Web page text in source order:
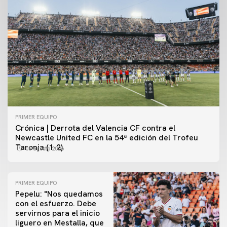
PRIMER EQUIPO
Crónica | Derrota del Valencia CF contra el
Newcastle United FC en la 54ª edición del Trofeu
Taronja (1-2)
08 agosto 2026
PRIMER EQUIPO
Pepelu: "Nos quedamos
con el esfuerzo. Debe
servirnos para el inicio
liguero en Mestalla, que
PRIMER EQUIPO